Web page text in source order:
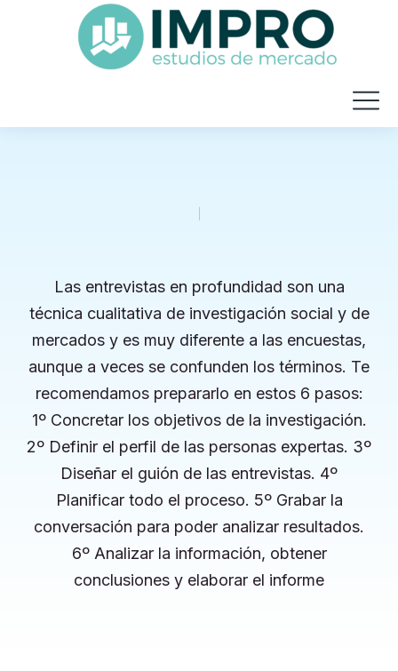
Las entrevistas en profundidad son una
técnica cualitativa de investigación social y de
mercados y es muy diferente a las encuestas,
aunque a veces se confunden los términos. Te
recomendamos prepararlo en estos 6 pasos:
1º Concretar los objetivos de la investigación.
2º Definir el perfil de las personas expertas. 3º
Diseñar el guión de las entrevistas. 4º
Planificar todo el proceso. 5º Grabar la
conversación para poder analizar resultados.
6º Analizar la información, obtener
conclusiones y elaborar el informe